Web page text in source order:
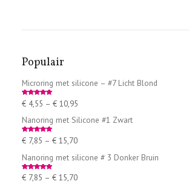
Populair
Microring met silicone – #7 Licht Blond
Rated5.00
out of 5
€4,55 – €10,95
Nanoring met Silicone #1 Zwart
Rated5.00
out of 5
€7,85 – €15,70
Nanoring met silicone # 3 Donker Bruin
Rated5.00
out of 5
€7,85 – €15,70